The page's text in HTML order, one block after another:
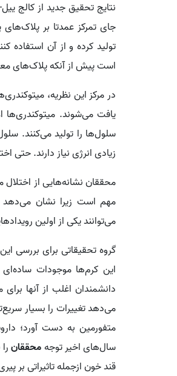
نتایج تحقیق جدید از کالج
جای تمرکز عمدتا بر پلاک‌های
تولید کرده و از آن استفاده
است پیش از آنکه پلاک‌های
در مرکز این نظریه،
یافت می‌شوند. میتوکندری‌ها
سلول‌ها را تولید می‌کنند.
زیادی انرژی نیاز دارند. حتی
محققان نشانه‌هایی از اختلال
مهم است زیرا نشان می‌دهد
می‌توانند یکی از اولین
گروه تحقیقاتی برای بررسی
این کرم‌ها موجودات ساده‌ای
دانشمندان اغلب از آنها
می‌دهد تغییرات را بسیار
سال‌های اخیر توجهمحققان
قند خون ازجمله تاثیراتی بر